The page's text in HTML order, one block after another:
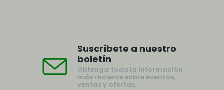
Suscríbete a nuestro
boletín
Obtenga toda la información
más reciente sobre eventos,
ventas y ofertas.